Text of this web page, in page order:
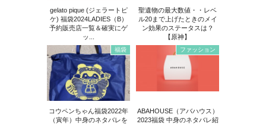
gelato pique (ジェラートピ
ケ) 福袋2024LADIES（B）
予約販売店一覧＆確実にゲ
ッ...
聖遺物の最大数値・・レベ
ル20まで上げたときのメイ
ン効果のステータスは？
【原神】
福袋
コウペンちゃん福袋2022年
（寅年）中身のネタバレを
ファッション
ABAHOUSE（アバハウス）
2023福袋 中身のネタバレ紹